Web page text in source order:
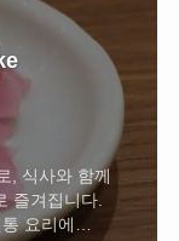
, 식사와 함께
즐겨집니다.
통 요리에…